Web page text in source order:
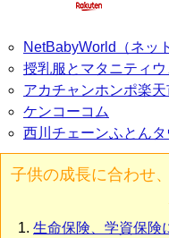
NetBabyWorld（ネッ
授乳服とマタニティ
アカチャンホンポ楽
ケンコーコム
西川チェーンふとんタ
子供の成長に合わせ
生命保険、学資保険